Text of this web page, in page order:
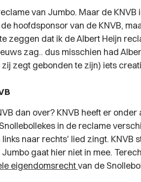
van Jumbo. Maar de KNVB
hoofdsponsor van de KNVB,
zeggen dat ik de Albert Heijn
zag.. dus misschien had
zegt gebonden te zijn) iets
dan over? KNVB heeft er
in de reclame
naar rechts' lied zingt. KNVB
gaat hier niet in mee.
eigendomsrechtvan de